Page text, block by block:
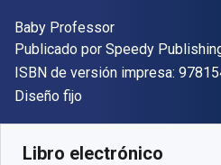
Autor(es)
Baby Professor
Editor
Publicado por Speedy
ISBN de versión impresa:
Formato
Diseño fijo
Libro electrónico